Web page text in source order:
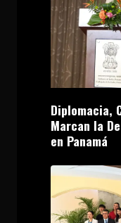
Diplomacia,
Marcan la
en Panamá